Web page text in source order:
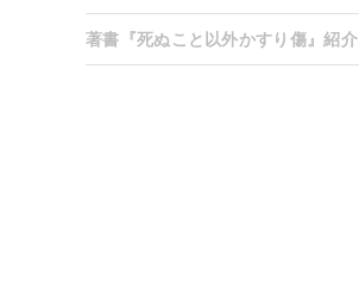
著書『死ぬこと以外かすり傷』紹介